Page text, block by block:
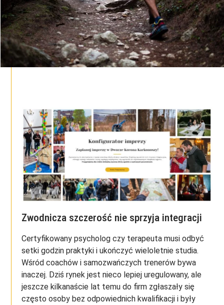
Zwodnicza szczerość nie sprzyja integracji
Certyfikowany psycholog czy terapeuta musi odbyć
setki godzin praktyki i ukończyć wieloletnie studia.
Wśród coachów i samozwańczych trenerów bywa
inaczej. Dziś rynek jest nieco lepiej uregulowany, ale
jeszcze kilkanaście lat temu do firm zgłaszały się
często osoby bez odpowiednich kwalifikacji i były